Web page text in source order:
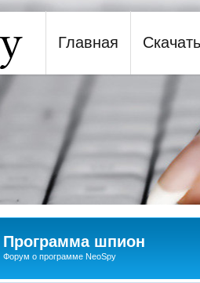
шпион NeoSpy
Главная Скачать
Программа шпион
Форум о программе NeoSpy